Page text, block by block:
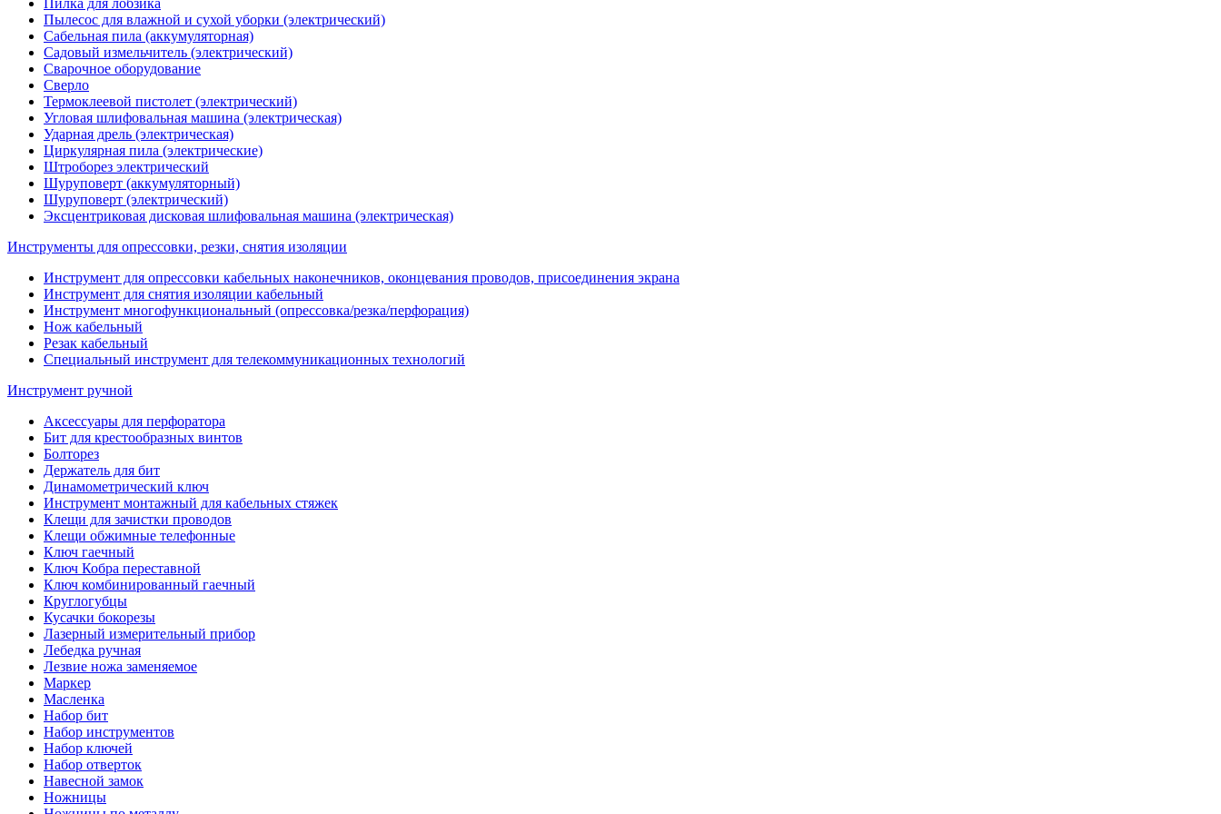
Пилка для лобзика
Пылесос для влажной и сухой уборки (электрический)
Сабельная пила (аккумуляторная)
Садовый измельчитель (электрический)
Сварочное оборудование
Сверло
Термоклеевой пистолет (электрический)
Угловая шлифовальная машина (электрическая)
Ударная дрель (электрическая)
Циркулярная пила (электрические)
Штроборез электрический
Шуруповерт (аккумуляторный)
Шуруповерт (электрический)
Эксцентриковая дисковая шлифовальная машина (электрическая)
Инструменты для опрессовки, резки, снятия изоляции
Инструмент для опрессовки кабельных наконечников, оконцевания проводов, присоединения экрана
Инструмент для снятия изоляции кабельный
Инструмент многофункциональный (опрессовка/резка/перфорация)
Нож кабельный
Резак кабельный
Специальный инструмент для телекоммуникационных технологий
Инструмент ручной
Аксессуары для перфоратора
Бит для крестообразных винтов
Болторез
Держатель для бит
Динамометрический ключ
Инструмент монтажный для кабельных стяжек
Клещи для зачистки проводов
Клещи обжимные телефонные
Ключ гаечный
Ключ Кобра переставной
Ключ комбинированный гаечный
Круглогубцы
Кусачки бокорезы
Лазерный измерительный прибор
Лебедка ручная
Лезвие ножа заменяемое
Маркер
Масленка
Набор бит
Набор инструментов
Набор ключей
Набор отверток
Навесной замок
Ножницы